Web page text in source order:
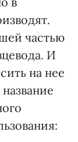
частью
И
на нее